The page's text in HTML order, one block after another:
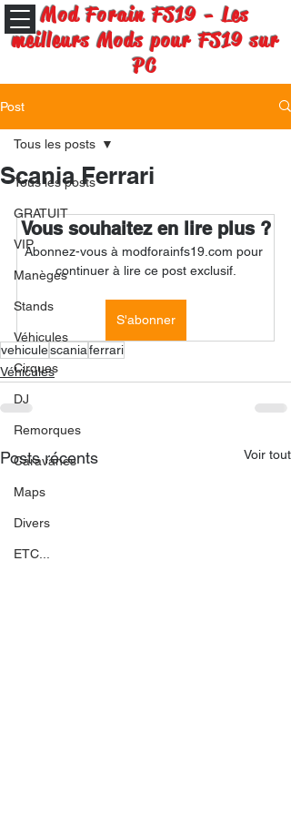
Mod Forain FS19 - Les
meilleurs Mods pour FS19 sur
PC
Post
Tous les posts
GRATUIT
VIP
Manèges
Stands
Véhicules
Cirques
DJ
Remorques
Caravanes
Maps
Divers
ETC...
Tous les posts
Scania Ferrari
Vous souhaitez en lire plus ?
Abonnez-vous à modforainfs19.com pour
continuer à lire ce post exclusif.
S'abonner
vehiculescaniaferrari
Véhicules
Posts récents Voir tout